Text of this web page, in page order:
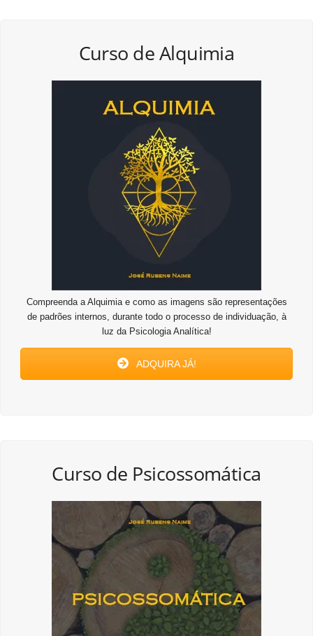
Curso de Alquimia
Compreenda a Alquimia e como as imagens são representações
de padrões internos, durante todo o processo de individuação, à
luz da Psicologia Analítica!
ADQUIRA JÁ!
Curso de Psicossomática